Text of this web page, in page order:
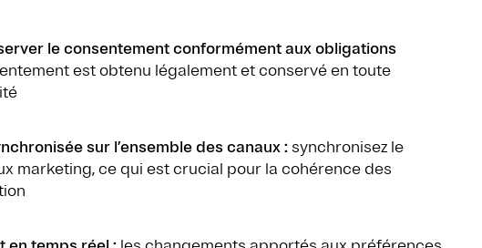
le consentement conformément aux obligations
est obtenu légalement et conservé en toute
sur l’ensemble des canaux : synchronisez le
marketing, ce qui est crucial pour la cohérence des